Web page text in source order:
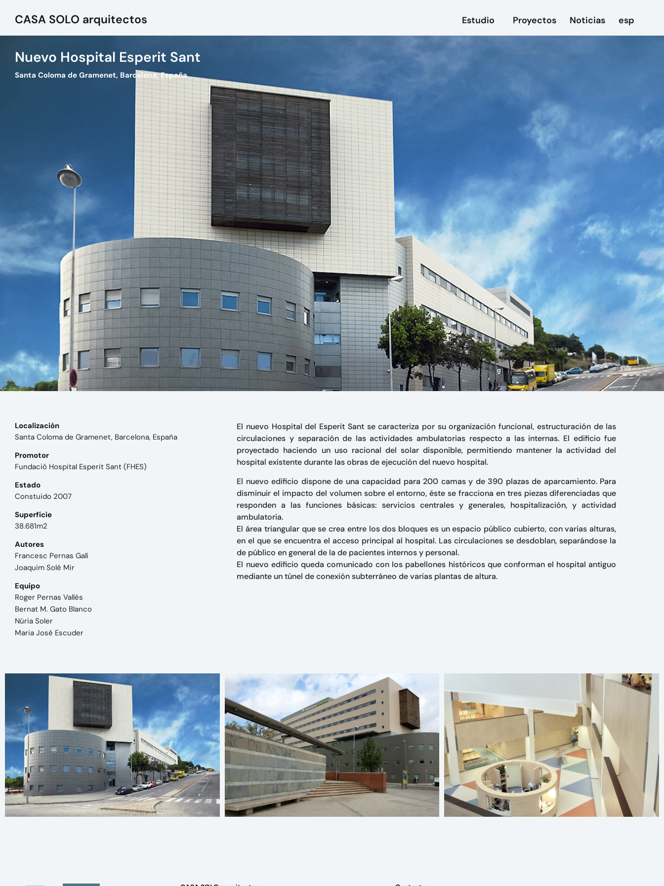
CASA SOLO arquitectos Estudio Proyectos Noticias esp
Nuevo Hospital Esperit Sant
Santa Coloma de Gramenet, Barcelona, España
Localización
Santa Coloma de Gramenet, Barcelona, España
Promotor
Fundació Hospital Esperit Sant (FHES)
Estado
Constuido 2007
Superfície
38.681m2
Autores
Francesc Pernas Galí
Joaquim Solé Mir
Equipo
Roger Pernas Vallès
Bernat M. Gato Blanco
Núria Soler
Maria José Escuder
El nuevo Hospital del Esperit Sant se caracteriza por su organización funcional, estructuración de las
circulaciones y separación de las actividades ambulatorias respecto a las internas. El edificio fue
proyectado haciendo un uso racional del solar disponible, permitiendo mantener la actividad del
hospital existente durante las obras de ejecución del nuevo hospital.
El nuevo edificio dispone de una capacidad para 200 camas y de 390 plazas de aparcamiento. Para
disminuir el impacto del volumen sobre el entorno, éste se fracciona en tres piezas diferenciadas que
responden a las funciones básicas: servicios centrales y generales, hospitalización, y actividad
ambulatoria.
El área triangular que se crea entre los dos bloques es un espacio público cubierto, con varias alturas,
en el que se encuentra el acceso principal al hospital. Las circulaciones se desdoblan, separándose la
de público en general de la de pacientes internos y personal.
El nuevo edificio queda comunicado con los pabellones históricos que conforman el hospital antiguo
mediante un túnel de conexión subterráneo de varias plantas de altura.